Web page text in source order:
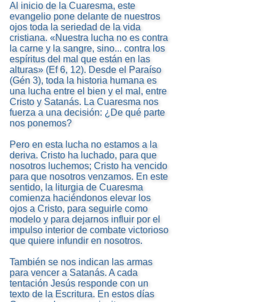
Al inicio de la Cuaresma, este
evangelio pone delante de nuestros
ojos toda la seriedad de la vida
cristiana. «Nuestra lucha no es contra
la carne y la sangre, sino... contra los
espíritus del mal que están en las
alturas» (Ef 6, 12). Desde el Paraíso
(Gén 3), toda la historia humana es
una lucha entre el bien y el mal, entre
Cristo y Satanás. La Cuaresma nos
fuerza a una decisión: ¿De qué parte
nos ponemos?
Pero en esta lucha no estamos a la
deriva. Cristo ha luchado, para que
nosotros luchemos; Cristo ha vencido
para que nosotros venzamos. En este
sentido, la liturgia de Cuaresma
comienza haciéndonos elevar los
ojos a Cristo, para seguirle como
modelo y para dejarnos influir por el
impulso interior de combate victorioso
que quiere infundir en nosotros.
También se nos indican las armas
para vencer a Satanás. A cada
tentación Jesús responde con un
texto de la Escritura. En estos días